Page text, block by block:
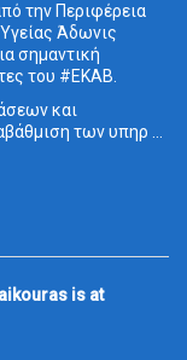
την Περιφέρεια
Άδωνις
σημαντική
του #ΕΚΑΒ
και
των υπηρ
is at